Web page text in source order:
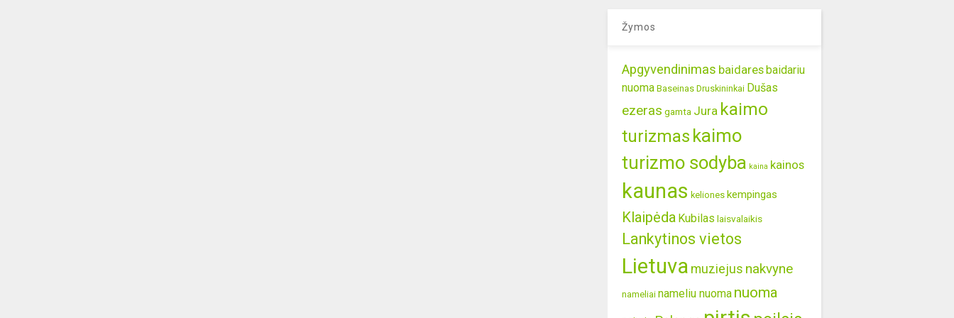
Žymos
Apgyvendinimas baidaresbaidariu
nuoma Baseinas Druskininkai Dušas
ezeras gamta Jura kaimo
turizmas kaimo
turizmo sodyba kaina kainos
kaunas keliones kempingas
Klaipėda Kubilas laisvalaikis
Lankytinos vietos
Lietuva muziejus nakvyne
nameliai nameliu nuoma nuoma